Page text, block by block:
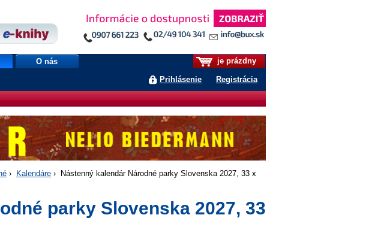
je prázdny
Prihlásenie Registrácia
O nás
› Kalendáre › Nástenný kalendár Národné parky Slovenska 2027, 33 x
parky Slovenska 2027, 33